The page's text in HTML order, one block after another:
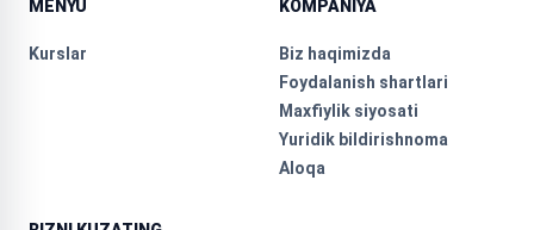
MENYU
Kurslar
KOMPANIYA
Biz haqimizda
Foydalanish shartlari
Maxfiylik siyosati
Yuridik bildirishnoma
Aloqa